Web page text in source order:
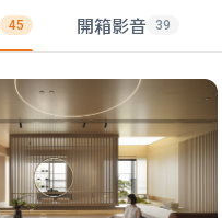
45 開箱影音 39